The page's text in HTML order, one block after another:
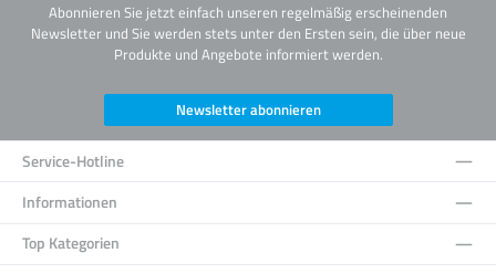
Abonnieren Sie jetzt einfach unseren regelmäßig erscheinenden
Newsletter und Sie werden stets unter den Ersten sein, die über neue
Produkte und Angebote informiert werden.
Newsletter abonnieren
Service-Hotline
Informationen
Top Kategorien